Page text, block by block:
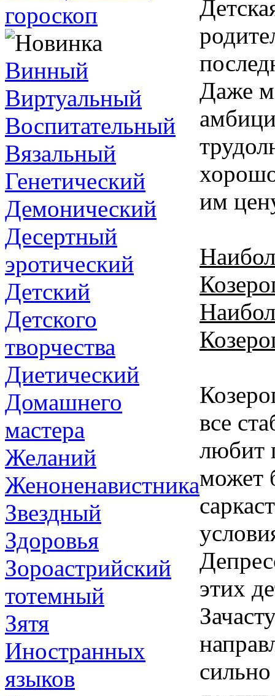
гороскоп
Винный
Виртуальный
Воспитательный
Вязальный
Генетический
Демонический
Десертный
эротический
Детский
Детского
творчества
Диетический
Домашнего
мастера
Желаний
Женоненавистника
Звездный
Здоровья
Зороастрийский
тотемный
Зятя
Иностранных
языков
Даже
им
все
любит
может
этих